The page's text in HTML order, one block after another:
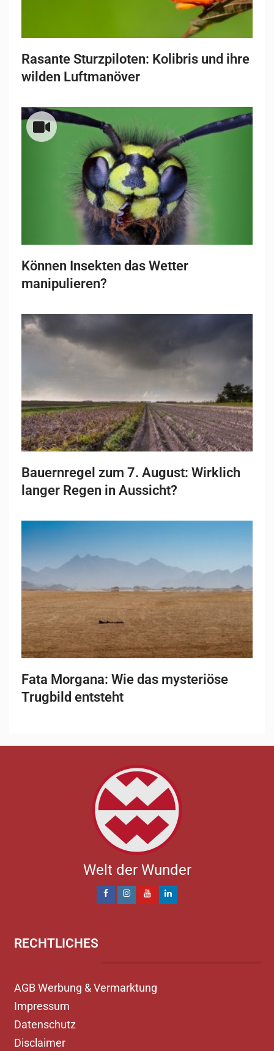
Rasante Sturzpiloten: Kolibris und ihre
wilden Luftmanöver
Können Insekten das Wetter
manipulieren?
Bauernregel zum 7. August: Wirklich
langer Regen in Aussicht?
Fata Morgana: Wie das mysteriöse
Trugbild entsteht
Welt der Wunder
RECHTLICHES
AGB Werbung & Vermarktung
Impressum
Datenschutz
Disclaimer